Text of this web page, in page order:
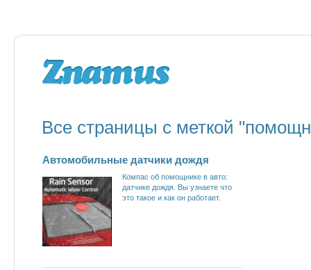
Все страницы с меткой
Автомобильные датчики дождя
Компас об помощнике в авто:
датчике дождя. Вы узнаете что
это такое и как он работает.